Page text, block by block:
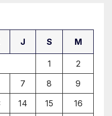
J S M
1
2
7 8
9
14 15
16